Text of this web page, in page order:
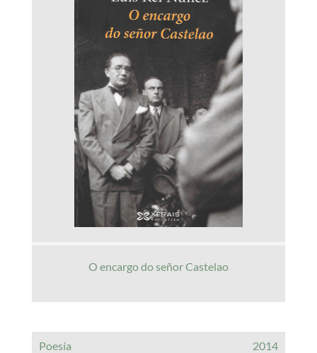
O encargo do señor Castelao
Poesía 2014